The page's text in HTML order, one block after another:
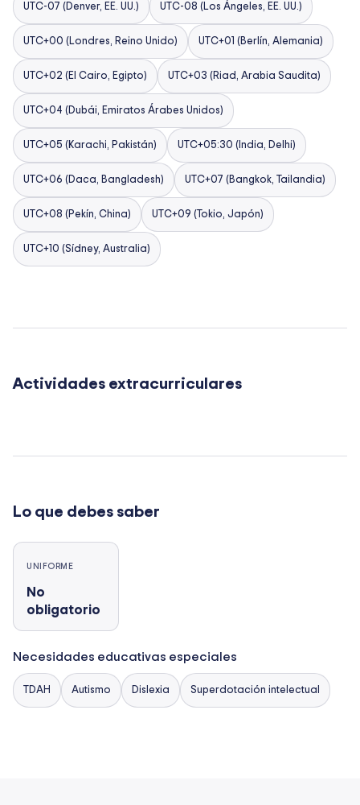
UTC-07 (Denver, EE. UU.) UTC-08 (Los Ángeles, EE. UU.)
UTC+00 (Londres, Reino Unido) UTC+01 (Berlín, Alemania)
UTC+02 (El Cairo, Egipto) UTC+03 (Riad, Arabia Saudita)
UTC+04 (Dubái, Emiratos Árabes Unidos)
UTC+05 (Karachi, Pakistán) UTC+05:30 (India, Delhi)
UTC+06 (Daca, Bangladesh) UTC+07 (Bangkok, Tailandia)
UTC+08 (Pekín, China) UTC+09 (Tokio, Japón)
UTC+10 (Sídney, Australia)
Actividades extracurriculares
Lo que debes saber
UNIFORME
No
obligatorio
Necesidades educativas especiales
TDAH Autismo Dislexia Superdotación intelectual